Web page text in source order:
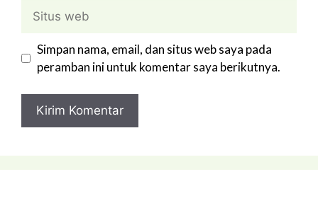
Situs
web
Simpan nama, email, dan situs web saya pada
peramban ini untuk komentar saya berikutnya.